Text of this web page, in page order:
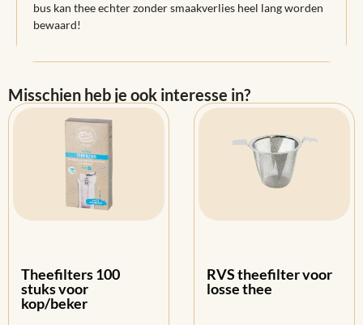
bus kan thee echter zonder smaakverlies heel lang worden
bewaard!
Misschien heb je ook interesse in?
Theefilters 100
stuks voor
kop/beker
RVS theefilter voor
losse thee